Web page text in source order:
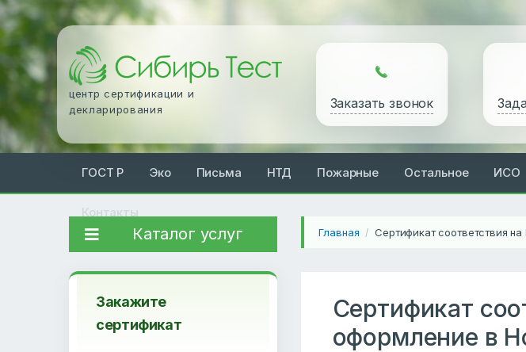
центр сертификации и
декларирования
Заказать звонок
ГОСТ Р Эко Письма НТД Пожарные Остальное ИСО
Контакты
Каталог услуг
Закажите
сертификат
Главная / Сертификат соответствия
Сертификат
оформление в